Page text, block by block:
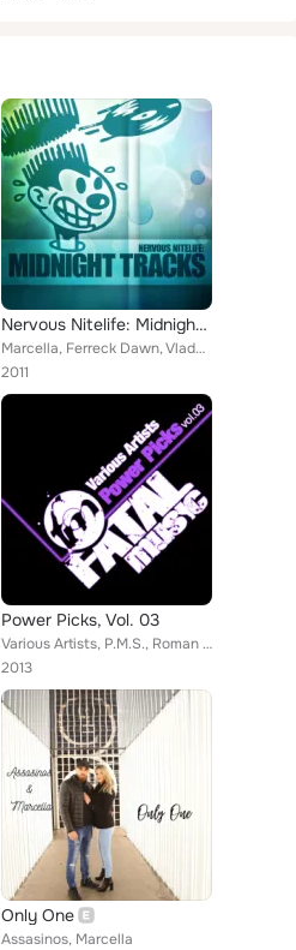
Nervous Nitelife: Midnight Tracks
Marcella, Ferreck Dawn, Vlada Asanin & D-Blaster, DMS12, Starkillers & Alex Sayz, Sick Elektrik
2011
Power Picks, Vol. 03
Various Artists, P.M.S., Roman Sweet, Mark Wells, Black Motif, Marcella, Jaimy, Ivan Flores, Jonaz Martinèz, Tom Brady, Fincessi
2013
Only One
Assasinos, Marcella